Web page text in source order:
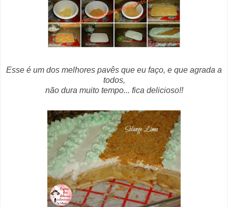
Esse é um dos melhores pavês que eu faço, e que agrada a
todos,
não dura muito tempo... fica delicioso!!